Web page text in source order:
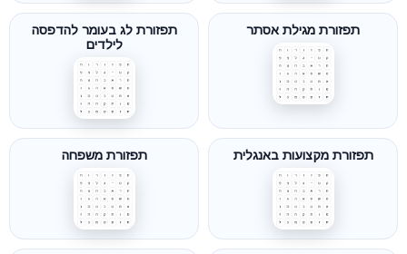
תפזורת מגילת אסתר
תפזורת לג בעומר להדפסה
לילדים
תפזורת מקצועות באנגלית תפזורת משפחה